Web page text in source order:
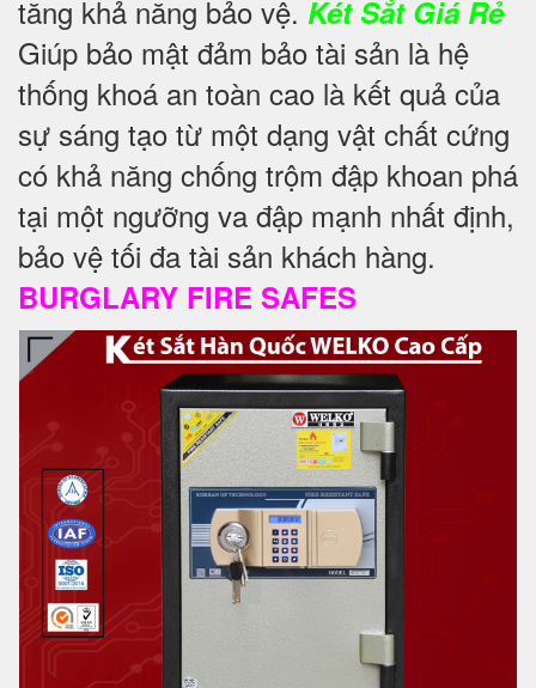
tăng khả năng bảo vệ. Két Sắt Giá Rẻ
Giúp bảo mật đảm bảo tài sản là hệ
thống khoá an toàn cao là kết quả của
sự sáng tạo từ một dạng vật chất cứng
có khả năng chống trộm đập khoan phá
tại một ngưỡng va đập mạnh nhất định,
bảo vệ tối đa tài sản khách hàng.
BURGLARY FIRE SAFES